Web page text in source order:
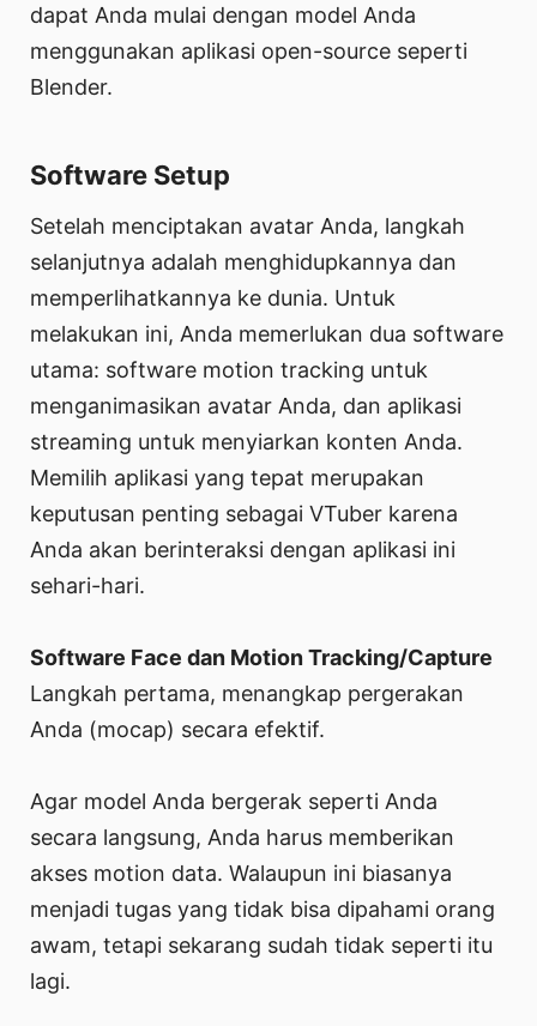
dapat Anda mulai dengan model Anda
menggunakan aplikasi open-source seperti
Blender.
Software Setup
Setelah menciptakan avatar Anda, langkah
selanjutnya adalah menghidupkannya dan
memperlihatkannya ke dunia. Untuk
melakukan ini, Anda memerlukan dua software
utama: software motion tracking untuk
menganimasikan avatar Anda, dan aplikasi
streaming untuk menyiarkan konten Anda.
Memilih aplikasi yang tepat merupakan
keputusan penting sebagai VTuber karena
Anda akan berinteraksi dengan aplikasi ini
sehari-hari.
Software Face dan Motion Tracking/Capture
Langkah pertama, menangkap pergerakan
Anda (mocap) secara efektif.
Agar model Anda bergerak seperti Anda
secara langsung, Anda harus memberikan
akses motion data. Walaupun ini biasanya
menjadi tugas yang tidak bisa dipahami orang
awam, tetapi sekarang sudah tidak seperti itu
lagi.